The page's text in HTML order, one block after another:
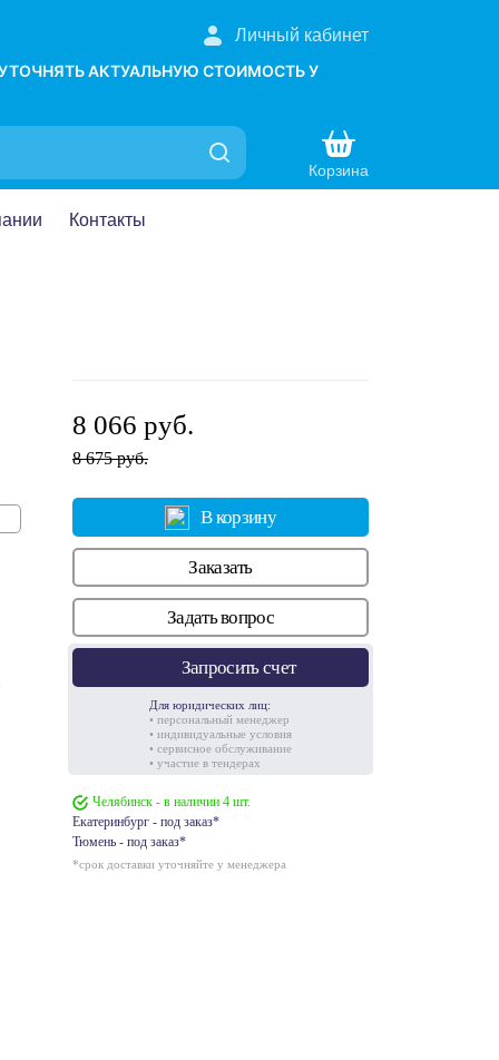
Личный кабинет
АКТУАЛЬНУЮ СТОИМОСТЬ У
Корзина
Контакты
8 066 руб.
8 675 руб.
В корзину
Заказать
Задать вопрос
Запросить счет
Для юридических лиц:
• персональный менеджер
• индивидуальные условия
• сервисное обслуживание
• участие в тендерах
Челябинск - в наличии 4 шт.
Екатеринбург - под заказ*
Тюмень - под заказ*
*срок доставки уточняйте у менеджера